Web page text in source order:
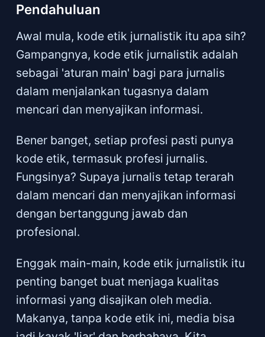
Pendahuluan
Awal mula, kode etik jurnalistik itu apa sih?
Gampangnya, kode etik jurnalistik adalah
sebagai 'aturan main' bagi para jurnalis
dalam menjalankan tugasnya dalam
mencari dan menyajikan informasi.
Bener banget, setiap profesi pasti punya
kode etik, termasuk profesi jurnalis.
Fungsinya? Supaya jurnalis tetap terarah
dalam mencari dan menyajikan informasi
dengan bertanggung jawab dan
profesional.
Enggak main-main, kode etik jurnalistik itu
penting banget buat menjaga kualitas
informasi yang disajikan oleh media.
Makanya, tanpa kode etik ini, media bisa